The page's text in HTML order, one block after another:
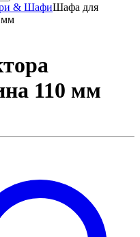
& ШафиШафа для
мм
110 мм